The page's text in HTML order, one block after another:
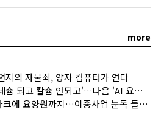
more
지의 자물쇠, 양자 컴퓨터가 연다
'마그네슘 되고 칼슘 안되고'…다음 'AI 요약' 갈 길은
테마파크에 요양원까지…이종사업 눈독 들이는 게임사